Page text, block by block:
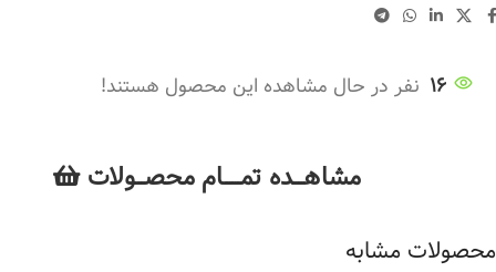
16 نفر در حال مشاهده این محصول هستند!
مشاهــــده تمــــــام محصـــولات
محصولات مشابه